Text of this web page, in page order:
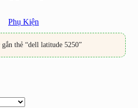
Phụ Kiện
gắn thẻ “dell latitude 5250”